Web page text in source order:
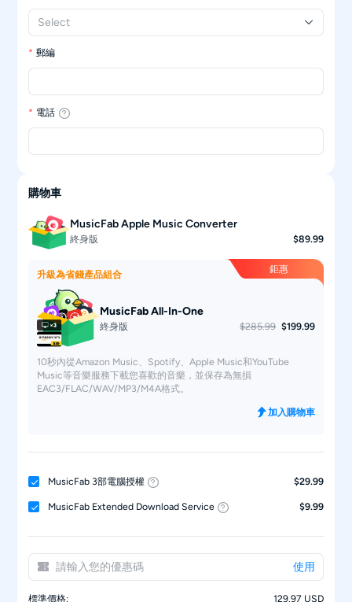
Select
郵編
電話
購物車
MusicFab Apple Music Converter
終身版 $89.99
升級為省錢產品組合
鉅惠
MusicFab All-In-One
終身版 $285.99 $199.99
10秒內從Amazon Music、Spotify、Apple Music和YouTube
Music等音樂服務下載您喜歡的音樂，並保存為無損
EAC3/FLAC/WAV/MP3/M4A格式。
加入購物車
MusicFab 3部電腦授權 $29.99
MusicFab Extended Download Service $9.99
使用
標準價格: 129.97 USD